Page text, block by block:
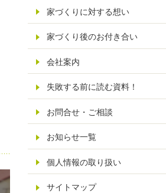
家づくりに対する想い
家づくり後のお付き合い
会社案内
失敗する前に読む資料！
お問合せ・ご相談
お知らせ一覧
個人情報の取り扱い
サイトマップ